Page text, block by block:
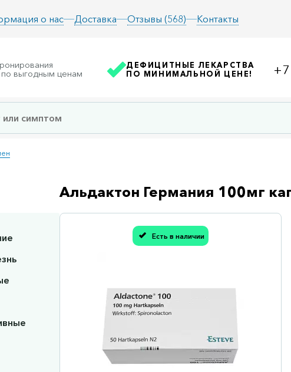
о нас Доставка Отзывы (568) Контакты
по выгодным ценам
ДЕФИЦИТНЫЕ ЛЕКАРСТВА
ПО МИНИМАЛЬНОЙ ЦЕНЕ!
Альдактон Германия 100мг
Есть в наличии
Спасибо, мы учли Вашу оценку!